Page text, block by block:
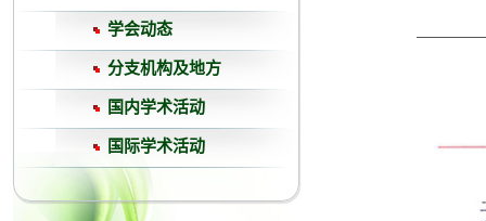
学会动态
分支机构及地方
国内学术活动
国际学术活动